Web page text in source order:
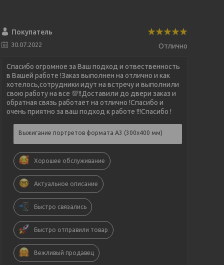
Покупатель
30.07.2022 Отлично
Спасибо огромное за Ваш подход и отвественность
в Вашей работе !Заказ выполнен на отлично и как
хотелось,сотрудники идут на встречу и выполнили
свою работу на все 💯!!Доставили до двери заказ и
обратная связь работает на отлично !Спасибо и
очень приятно за ваш подход к работе !!!Спасибо !
Выжигание портретов формата А3 (300х400 мм)
Хорошее обслуживание
Актуальное описание
Быстро связались
Быстро отправили товар
Вежливый продавец